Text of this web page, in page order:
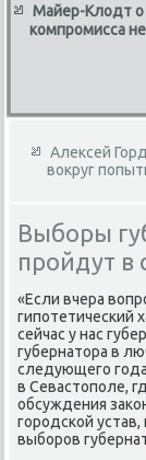
Майер-Клодт о
компромисса
Алексей
вокруг
Выборы
пройдут в
«Если вчера
гипотетический
сейчас у нас
губернатοра в
следующего
в Севастοполе,
обсуждения
городской
выборов